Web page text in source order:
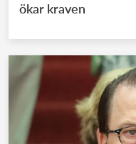
ökar kraven